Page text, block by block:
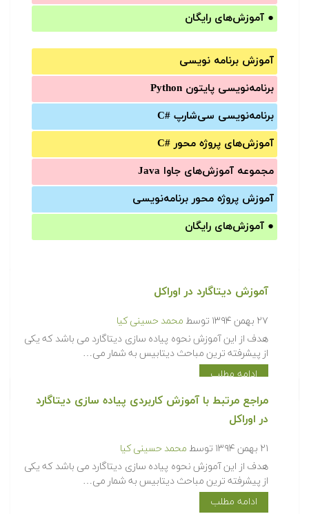
● آموزش‌های رایگان
آموزش برنامه نویسی
برنامه‌نویسی پایتون Python
برنامه‌‌نویسی سی‌شارپ C#‎
آموزش‌های پروژه محور #C
مجموعه آموزش‌های جاوا Java
آموزش‌ پروژه محور برنامه‌نویسی
● آموزش‌های رایگان
آموزش دیتاگارد در اوراکل
۲۷ بهمن ۱۳۹۴ توسط محمد حسینی کیا
هدف از این آموزش نحوه پیاده سازی دیتاگارد می باشد که یکی
از پیشرفته ترین مباحث دیتابیس به شمار می…
ادامه مطلب
مراجع مرتبط با آموزش کاربردی پیاده سازی دیتاگارد
در اوراکل‎
۲۱ بهمن ۱۳۹۴ توسط محمد حسینی کیا
هدف از این آموزش نحوه پیاده سازی دیتاگارد می باشد که یکی
از پیشرفته ترین مباحث دیتابیس به شمار می…
ادامه مطلب